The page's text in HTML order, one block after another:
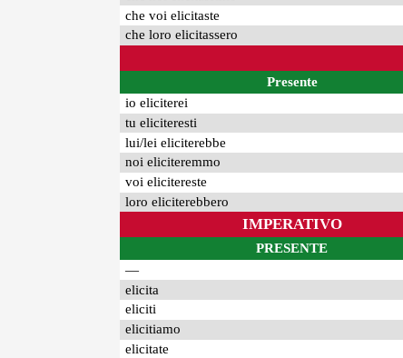
che voi elicitaste
che loro elicitassero
Presente
io eliciterei
tu eliciteresti
lui/lei eliciterebbe
noi eliciteremmo
voi elicitereste
loro eliciterebbero
IMPERATIVO
PRESENTE
—
elicita
eliciti
elicitiamo
elicitate